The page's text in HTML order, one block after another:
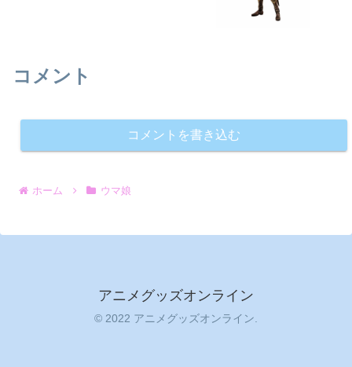
コメント
コメントを書き込む
ホーム ウマ娘
アニメグッズオンライン
© 2022 アニメグッズオンライン.